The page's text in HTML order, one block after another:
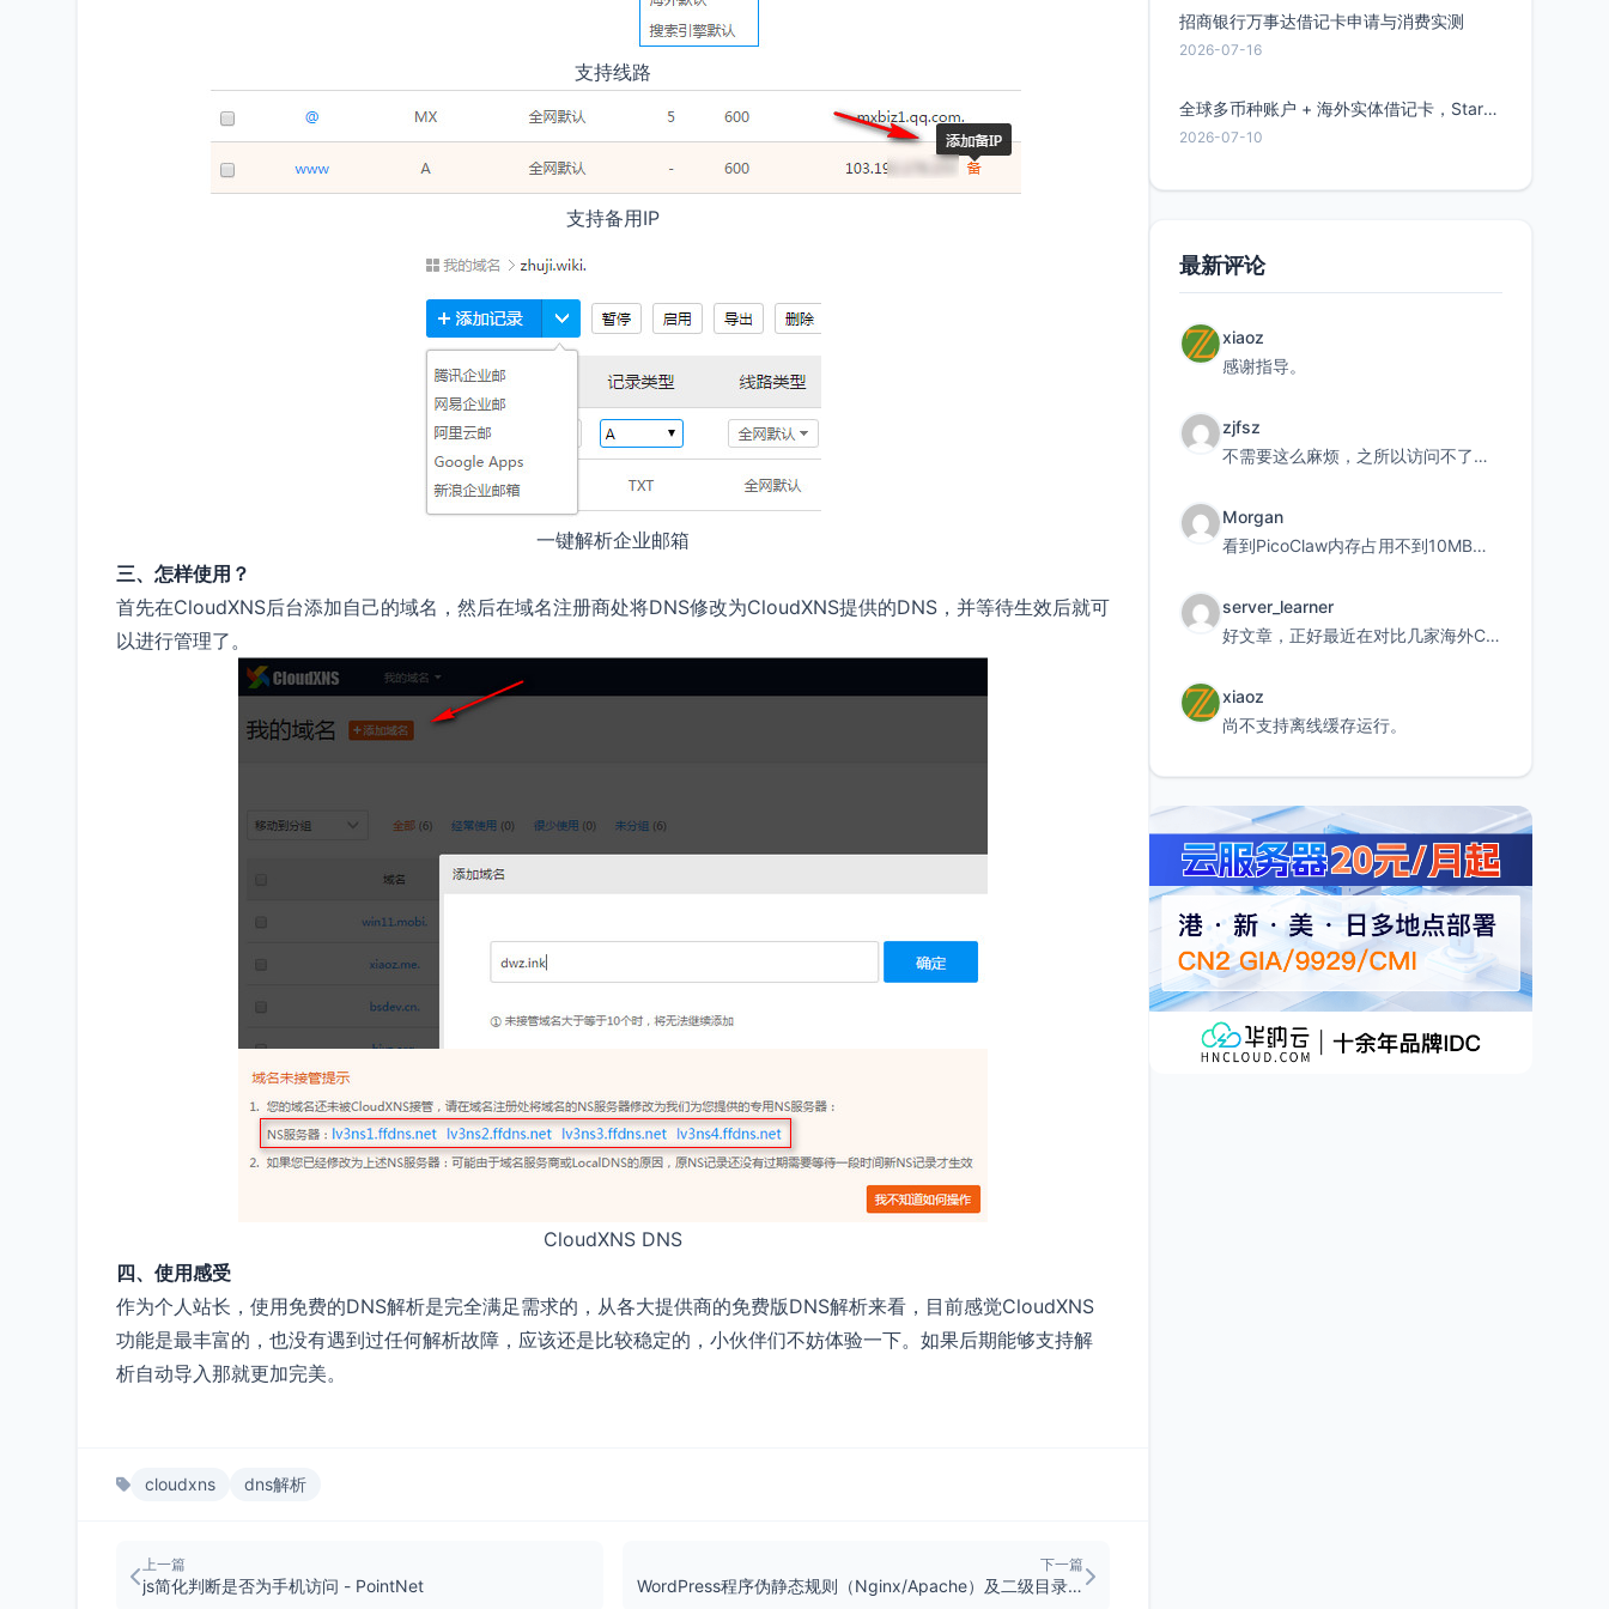
支持线路
支持备用IP
一键解析企业邮箱
三、怎样使用？
首先在CloudXNS后台添加自己的域名，然后在域名注册商处将DNS修改为CloudXNS提供的DNS，并等待生效后就可
以进行管理了。
CloudXNS DNS
四、使用感受
作为个人站长，使用免费的DNS解析是完全满足需求的，从各大提供商的免费版DNS解析来看，目前感觉CloudXNS
功能是最丰富的，也没有遇到过任何解析故障，应该还是比较稳定的，小伙伴们不妨体验一下。如果后期能够支持解
析自动导入那就更加完美。
cloudxns dns解析
上一篇
js简化判断是否为手机访问 - PointNet
下一篇
WordPress程序伪静态规则（Nginx/Apache）及二级目录规则
招商银行万事达借记卡申请与消费实测
2026-07-16
全球多币种账户 + 海外实体借记卡，Starryblu开户教程与注意事项
2026-07-10
最新评论
xiaoz
感谢指导。
zjfsz
不需要这么麻烦，之所以访问不了，是由于非对称路由的问题，在爱快主路由添加一条静态路由192.168.
Morgan
看到PicoClaw内存占用不到10MB这个数据真的很惊喜，确实很适合我这种想用旧设备折腾AI的小白
server_learner
好文章，正好最近在对比几家海外CDN。文中提到CF免费版不支持自定义回源端口和HOST这个痛点太真实
xiaoz
尚不支持离线缓存运行。